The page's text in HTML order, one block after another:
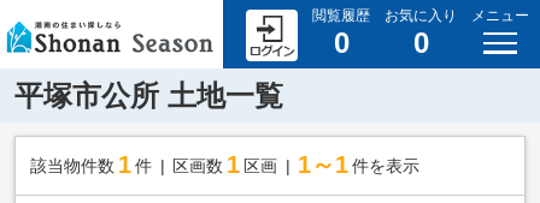
閲覧履歴
0
お気に入り
0
メニュー
平塚市公所 土地一覧
該当物件数 1件 区画数 1 区画 1～1 件を表示